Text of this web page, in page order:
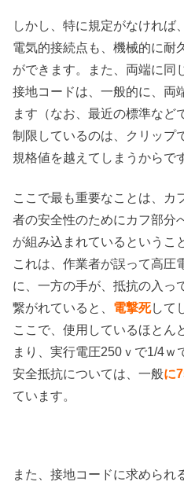
しかし、特に規定がなければ
電気的接続点も、機械的に耐
ができます。また、両端に同
接地コードは、一般的に、両
ます（なお、最近の標準など
制限しているのは、クリップ
規格値を越えてしまうからで
ここで最も重要なことは、カ
者の安全性のためにカフ部分
が組み込まれているというこ
これは、作業者が誤って高圧
に、一方の手が、抵抗の入っ
繋がれていると、 電撃死して
ここで、使用しているほとん
まり、実行電圧250ｖで1/4ｗ
安全抵抗については、一般に
ています。
また、接地コードに求められ